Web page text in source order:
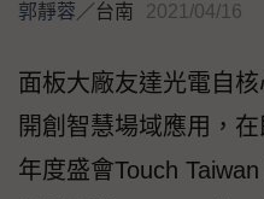
郭靜蓉／台南 2021/04/16
面板大廠友達光電自
開創智慧場域應用，
年度盛會Touch